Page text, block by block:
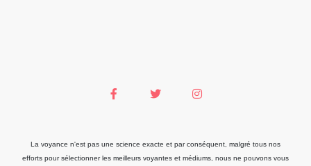
La voyance n'est pas une science exacte et par conséquent, malgré tous nos
efforts pour sélectionner les meilleurs voyantes et médiums, nous ne pouvons vous